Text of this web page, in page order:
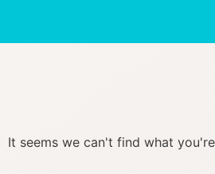
It seems we can't find what